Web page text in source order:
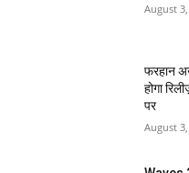
August
फरहान
होगा
पर
August